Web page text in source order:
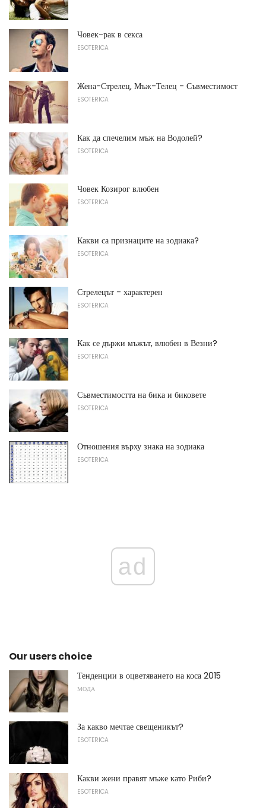
Човек-рак в секса
ESOTERICA
Жена-Стрелец, Мъж-Телец - Съвместимост
ESOTERICA
Как да спечелим мъж на Водолей?
ESOTERICA
Човек Козирог влюбен
ESOTERICA
Какви са признаците на зодиака?
ESOTERICA
Стрелецът - характерен
ESOTERICA
Как се държи мъжът, влюбен в Везни?
ESOTERICA
Съвместимостта на бика и биковете
ESOTERICA
Отношения върху знака на зодиака
ESOTERICA
ad
Our users choice
Тенденции в оцветяването на коса 2015
МОДА
За какво мечтае свещеникът?
ESOTERICA
Какви жени правят мъже като Риби?
ESOTERICA